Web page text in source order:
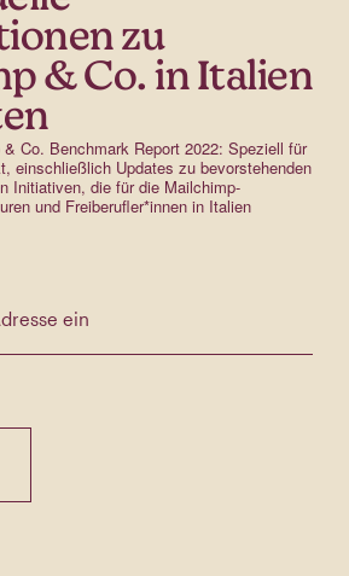
zu
& Co. in Italien
Co. Benchmark Report 2022: Speziell für
einschließlich Updates zu bevorstehenden
Initiativen, die für die Mailchimp-
und Freiberufler*innen in Italien